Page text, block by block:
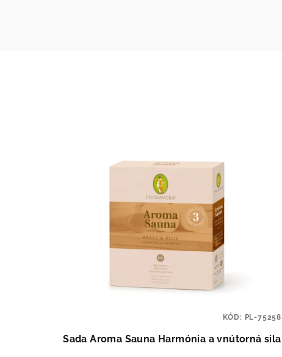
Sada Aroma Sauna Harmónia a vnútorná sila
KÓD: PL-75258